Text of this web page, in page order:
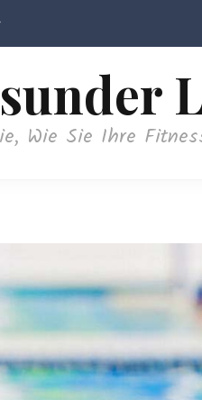
Wie Sie Ihre